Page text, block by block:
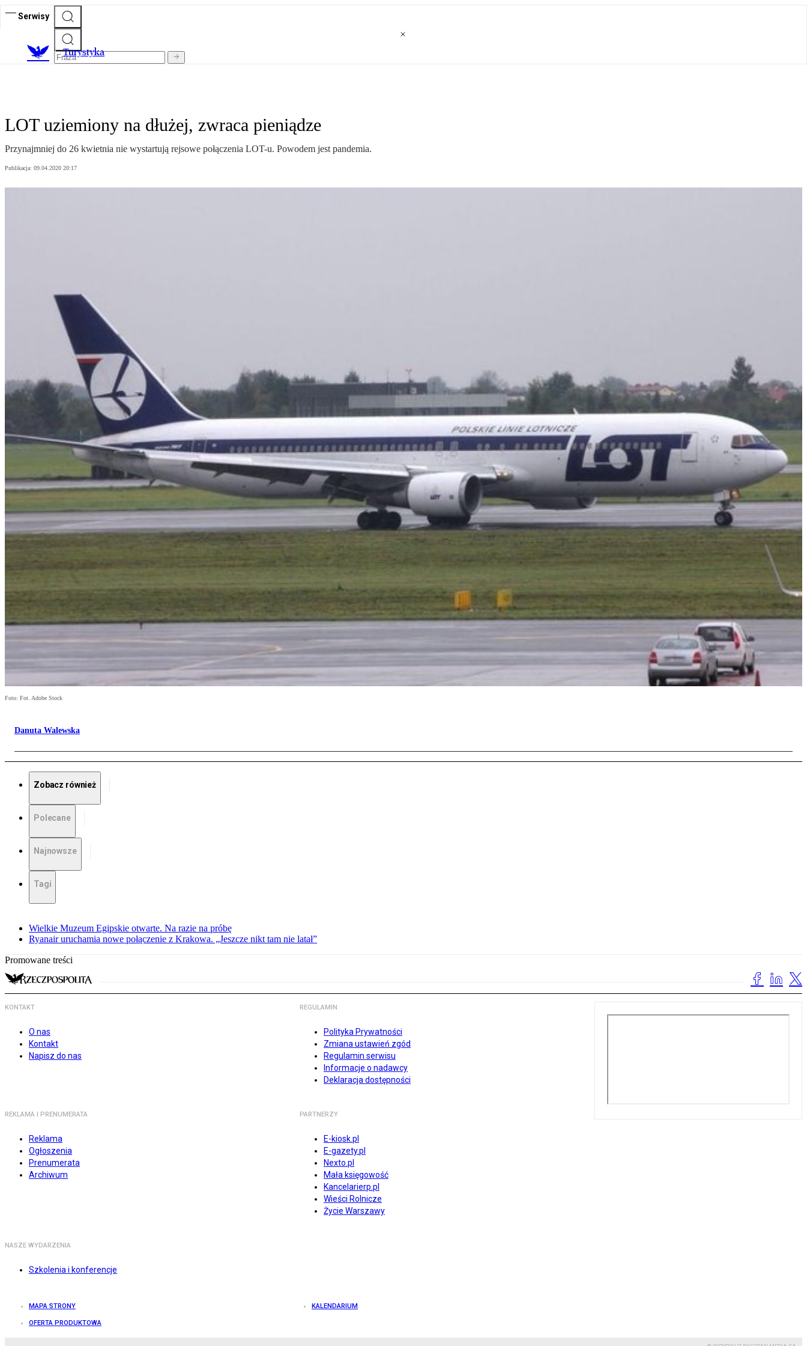
Serwisy
Turystyka
LOT uziemiony na dłużej, zwraca pieniądze
Przynajmniej do 26 kwietnia nie wystartują rejsowe połączenia LOT-u. Powodem jest pandemia.
Publikacja: 09.04.2020 20:17
Foto: Fot. Adobe Stock
Danuta Walewska
Zobacz również
Polecane
Najnowsze
Tagi
Wielkie Muzeum Egipskie otwarte. Na razie na próbę
Ryanair uruchamia nowe połączenie z Krakowa. „Jeszcze nikt tam nie latał”
Promowane treści
KONTAKT
O nas
Kontakt
Napisz do nas
REGULAMIN
Polityka Prywatności
Zmiana ustawień zgód
Regulamin serwisu
Informacje o nadawcy
Deklaracja dostępności
REKLAMA I PRENUMERATA
Reklama
Ogłoszenia
Prenumerata
Archiwum
PARTNERZY
E-kiosk.pl
E-gazety.pl
Nexto.pl
Mała księgowość
Kancelarierp.pl
Wieści Rolnicze
Życie Warszawy
NASZE WYDARZENIA
Szkolenia i konferencje
MAPA STRONY KALENDARIUM
OFERTA PRODUKTOWA